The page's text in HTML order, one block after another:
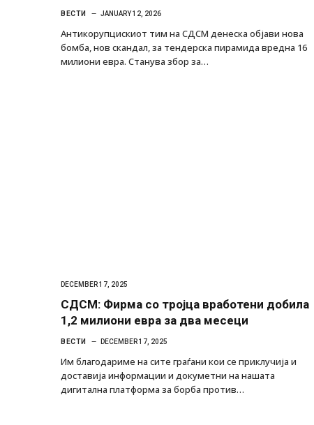
ВЕСТИ JANUARY 12, 2026
Антикорупцискиот тим на СДСМ денеска објави нова
бомба, нов скандал, за тендерска пирамида вредна 16
милиони евра. Станува збор за…
DECEMBER 17, 2025
СДСМ: Фирма со тројца вработени добила
1,2 милиони евра за два месеци
ВЕСТИ DECEMBER 17, 2025
Им благодариме на сите граѓани кои се приклучија и
доставија информации и докуметни на нашата
дигитална платформа за борба против…